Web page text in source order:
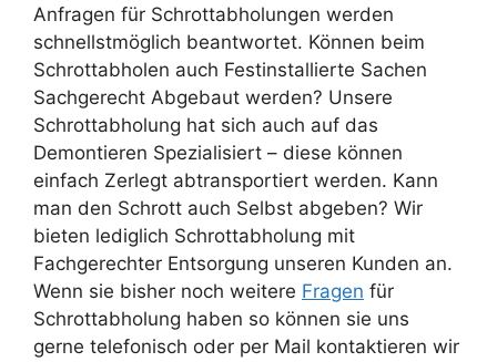
Anfragen für Schrottabholungen werden
schnellstmöglich beantwortet. Können beim
Schrottabholen auch Festinstallierte Sachen
Sachgerecht Abgebaut werden? Unsere
Schrottabholung hat sich auch auf das
Demontieren Spezialisiert – diese können
einfach Zerlegt abtransportiert werden. Kann
man den Schrott auch Selbst abgeben? Wir
bieten lediglich Schrottabholung mit
Fachgerechter Entsorgung unseren Kunden an.
Wenn sie bisher noch weitere Fragen für
Schrottabholung haben so können sie uns
gerne telefonisch oder per Mail kontaktieren wir